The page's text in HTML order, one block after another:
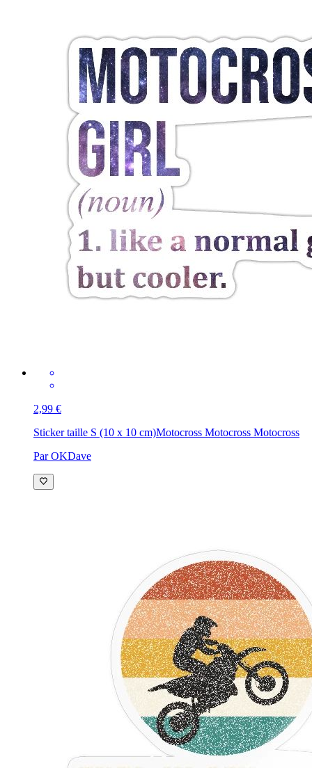
2,99 €
Sticker taille S (10 x 10 cm)Motocross Motocross Motocross
Par OKDave